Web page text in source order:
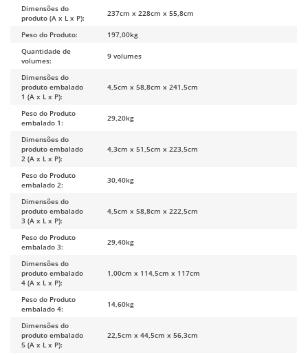
Dimensões do
produto (A x L x P):
237cm x 228cm x 55,8cm
Peso do Produto:
197,00kg
Quantidade de
volumes:
9 volumes
Dimensões do
produto embalado
1 (A x L x P):
4,5cm x 58,8cm x 241,5cm
Peso do Produto
embalado 1:
29,20kg
Dimensões do
produto embalado
2 (A x L x P):
4,3cm x 51,5cm x 223,5cm
Peso do Produto
embalado 2:
30,40kg
Dimensões do
produto embalado
3 (A x L x P):
4,5cm x 58,8cm x 222,5cm
Peso do Produto
embalado 3:
29,40kg
Dimensões do
produto embalado
4 (A x L x P):
1,00cm x 114,5cm x 117cm
Peso do Produto
embalado 4:
14,60kg
Dimensões do
produto embalado
5 (A x L x P):
22,5cm x 44,5cm x 56,3cm